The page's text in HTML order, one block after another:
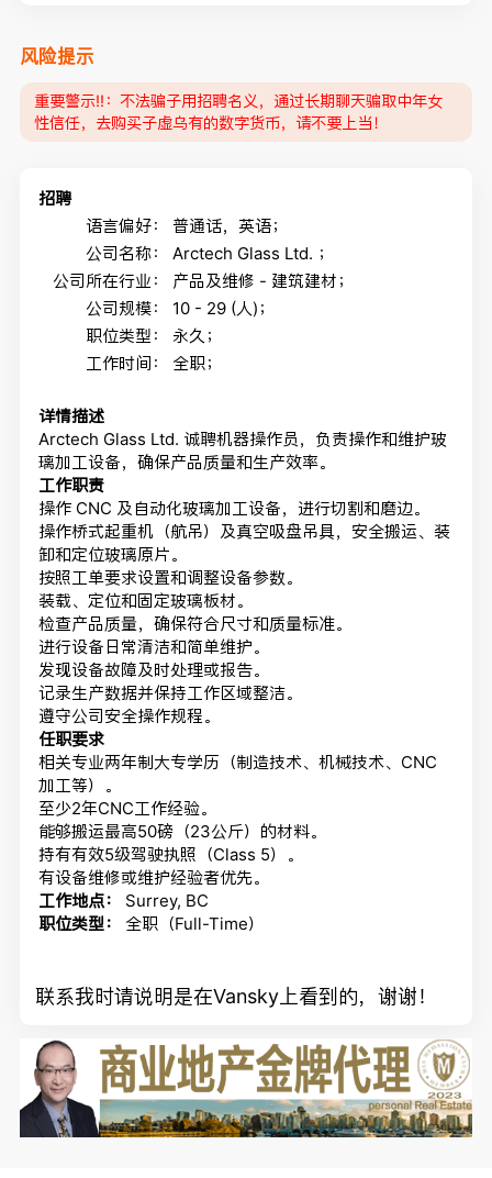
风险提示
重要警示‼️：不法骗子用招聘名义，通过长期聊天骗取中年女
性信任，去购买子虚乌有的数字货币，请不要上当！
招聘
语言偏好：
普通话，英语；
公司名称：
Arctech Glass Ltd. ；
公司所在行业：
产品及维修 - 建筑建材；
公司规模：
10 - 29 (人)；
职位类型：
永久；
工作时间：
全职；
详情描述
Arctech Glass Ltd. 诚聘机器操作员，负责操作和维护玻
璃加工设备，确保产品质量和生产效率。
工作职责
操作 CNC 及自动化玻璃加工设备，进行切割和磨边。
操作桥式起重机（航吊）及真空吸盘吊具，安全搬运、装
卸和定位玻璃原片。
按照工单要求设置和调整设备参数。
装载、定位和固定玻璃板材。
检查产品质量，确保符合尺寸和质量标准。
进行设备日常清洁和简单维护。
发现设备故障及时处理或报告。
记录生产数据并保持工作区域整洁。
遵守公司安全操作规程。
任职要求
相关专业两年制大专学历（制造技术、机械技术、CNC
加工等）。
至少2年CNC工作经验。
能够搬运最高50磅（23公斤）的材料。
持有有效5级驾驶执照（Class 5）。
有设备维修或维护经验者优先。
工作地点：
Surrey, BC
职位类型：
全职（Full-Time）
联系我时请说明是在Vansky上看到的，谢谢！